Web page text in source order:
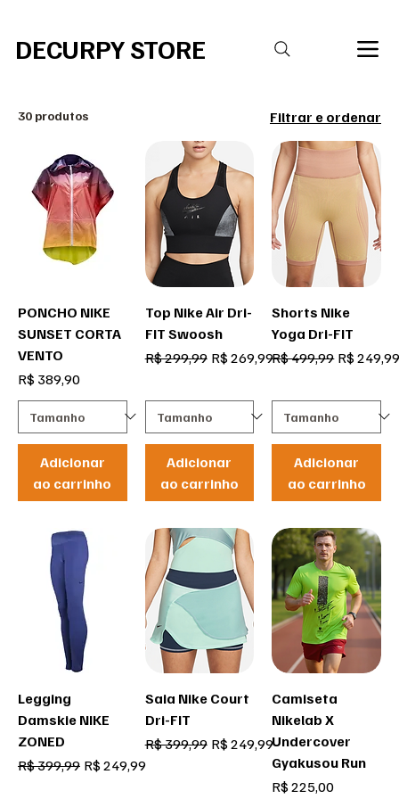
DECURPY STORE
30 produtos Filtrar e ordenar
PONCHO NIKE
SUNSET CORTA
VENTO
Preço
R$ 389,90
Adicionar
ao carrinho
Top Nike Air Dri-
FIT Swoosh
Preço normal
R$ 299,99 Preço promocional
R$ 269,99
Adicionar
ao carrinho
Shorts Nike
Yoga Dri-FIT
Preço normal
R$ 499,99 Preço
R$
Adicionar
ao carrinho
Legging
Damskie NIKE
ZONED
Preço normal
R$ 399,99 Preço promocional
R$ 249,99
Saia Nike Court
Dri-FIT
Preço normal
R$ 399,99 Preço promocional
R$ 249,99
Camiseta
Nikelab X
Undercover
Gyakusou Run
Preço
R$ 225,00